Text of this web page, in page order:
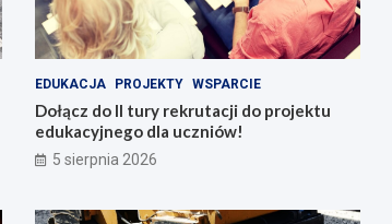
EDUKACJA PROJEKTY WSPARCIE
Dołącz do II tury rekrutacji do projektu
edukacyjnego dla uczniów!
5 sierpnia 2026